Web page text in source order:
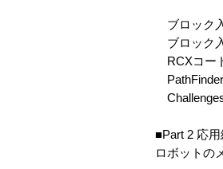
ブロック
ブロック
RCXコー
■Part 2 応用
ロボットの